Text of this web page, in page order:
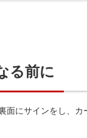
る前に
面にサインをし、